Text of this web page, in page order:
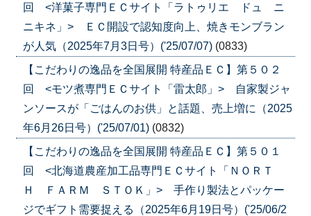
回 <洋菓子専門ＥＣサイト「ラトゥリエ ドュ ニ
ニキネ」> ＥＣ開設で認知度向上、焼きモンブラン
が人気（2025年7月3日号）('25/07/07) (0833)
【こだわりの逸品を全国展開 特産品ＥＣ】第５０２
回 <モツ煮専門ＥＣサイト「雷太郎」> 自家製ジャ
ンソースが「ごはんのお供」と話題、売上増に（2025
年6月26日号）('25/07/01) (0832)
【こだわりの逸品を全国展開 特産品ＥＣ】第５０１
回 <北海道農産加工品専門ＥＣサイト「ＮＯＲＴ
Ｈ ＦＡＲＭ ＳＴＯＫ」> 手作り製法とパッケー
ジでギフト需要捉える（2025年6月19日号）('25/06/2